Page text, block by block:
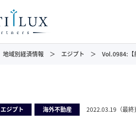
地域別経済情報 エジプト Vol.0984:【
エジプト 海外不動産 2022.03.19 （最